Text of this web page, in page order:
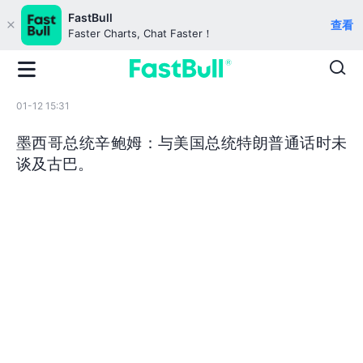
FastBull
Faster Charts, Chat Faster！
查看
01-12 15:31
墨西哥总统辛鲍姆：与美国总统特朗普通话时未
谈及古巴。